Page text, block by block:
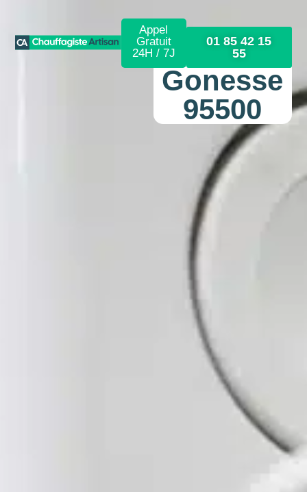
Appel
Gratuit
24H / 7J
01 85 42 15
55
Gonesse
95500